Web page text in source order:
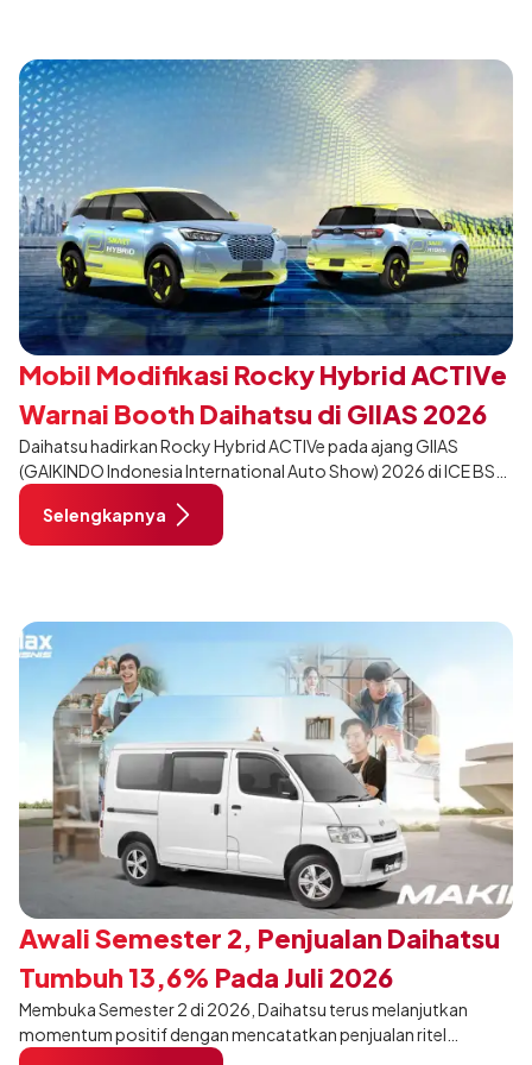
menjadi ciri khas Terios.
Mobil Modifikasi Rocky Hybrid ACTIVe
Warnai Booth Daihatsu di GIIAS 2026
Daihatsu hadirkan Rocky Hybrid ACTIVe pada ajang GIIAS
(GAIKINDO Indonesia International Auto Show) 2026 di ICE BSD
City, Tangerang. Terdapat 2 unit Rocky Hybrid yang
dimodifikasi untuk menghadirkan sarana inspirasi bagi
pengunjung mendukung gaya hidup yang aktif.
Selengkapnya
Awali Semester 2, Penjualan Daihatsu
Tumbuh 13,6% Pada Juli 2026
Membuka Semester 2 di 2026, Daihatsu terus melanjutkan
momentum positif dengan mencatatkan penjualan ritel
sebanyak 12.750 unit pada Juli 2026. Capaian tersebut tumbuh